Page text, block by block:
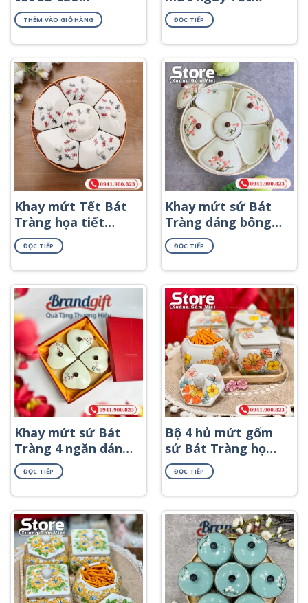
cấp đẹp
KMS-01
THÊM VÀO GIỎ HÀNG
KMS-14
ĐỌC TIẾP
Khay mứt Tết Bát
Tràng họa tiết
chuồn chuồn đen
đỏ KMS-43
ĐỌC TIẾP
Khay mứt sứ Bát
Tràng dáng bông
hoa khay mây họa
tiết hoa sen hồng
KMS-32
ĐỌC TIẾP
Khay mứt sứ Bát
Tràng 4 ngăn dáng
trái tim khay gỗ
họa tiết hoa đào
hồng KMS-60
ĐỌC TIẾP
Bộ 4 hủ mứt gốm
sứ Bát Tràng họa
tiết dây hoa KMS-
52
ĐỌC TIẾP